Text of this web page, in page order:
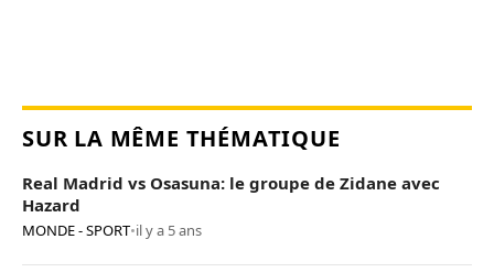
SUR LA MÊME THÉMATIQUE
Real Madrid vs Osasuna: le groupe de Zidane avec
Hazard
MONDE - SPORT•il y a 5 ans